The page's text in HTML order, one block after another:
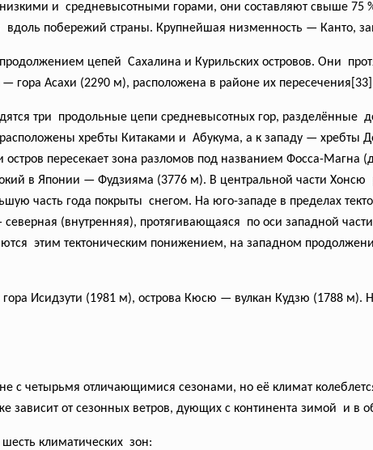
и средневысотными горами, они составляют свыше 75
вдоль побережий страны. Крупнейшая низменность — Канто,
цепей Сахалина и Курильских островов. Они
гора Асахи (2290 м), расположена в районе их
три продольные цепи средневысотных гор,
расположены хребты Китаками и Абукума, а к западу — хребты
пересекает зона разломов под названием Фосса-Магна
в Японии — Фудзияма (3776 м). В центральной части
часть года покрыты снегом. На юго-западе в пределах
(внутренняя), протягивающаяся по оси западной
этим тектоническим понижением, на западном
Исидзути (1981 м), острова Кюсю — вулкан Кудзю (1788 м).
с четырьмя отличающимися сезонами, но её климат
зависит от сезонных ветров, дующих с континента зимой и
климатических зон: